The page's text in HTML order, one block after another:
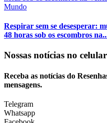
Mundo
Respirar sem se desesperar:
48 horas sob os escombros
Nossas notícias no celular
Receba as notícias do
mensagens.
Telegram
Whatsapp